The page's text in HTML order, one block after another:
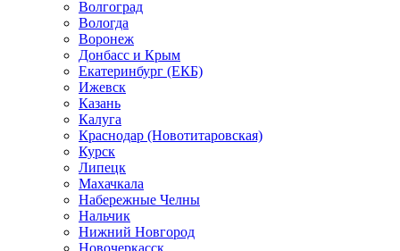
Волгоград
Вологда
Воронеж
Донбасс и Крым
Екатеринбург (ЕКБ)
Ижевск
Казань
Калуга
Краснодар (Новотитаровская)
Курск
Липецк
Махачкала
Набережные Челны
Нальчик
Нижний Новгород
Новочеркасск